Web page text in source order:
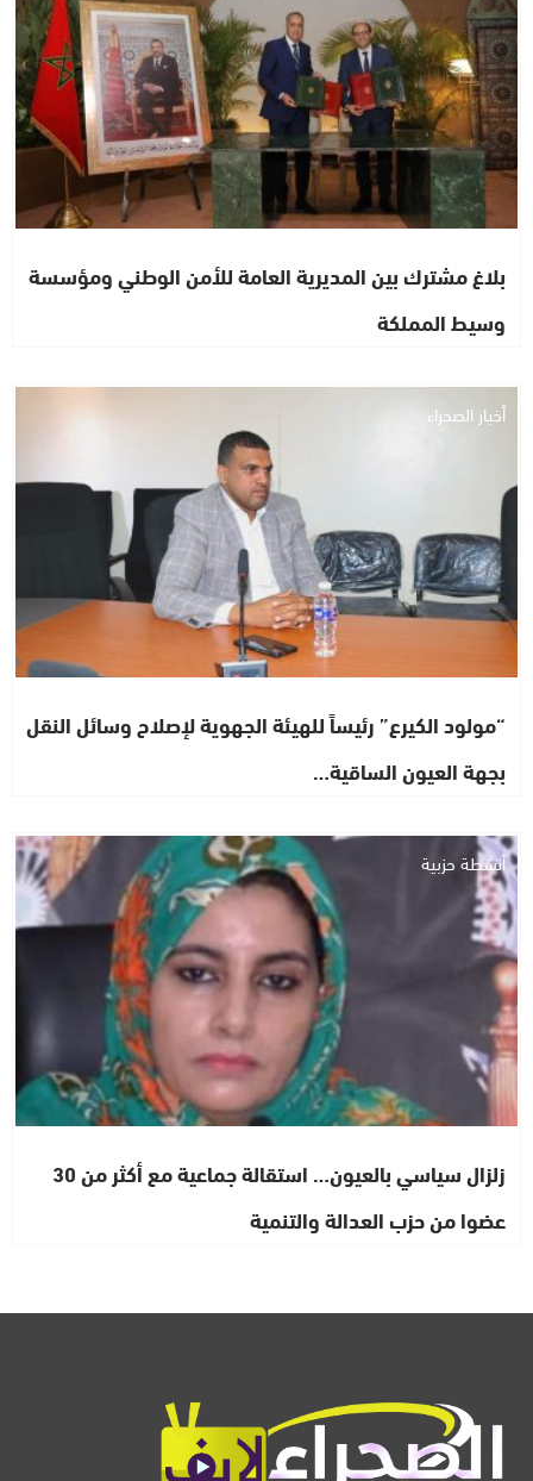
بلاغ مشترك بين المديرية العامة للأمن الوطني ومؤسسة
وسيط المملكة
أخبار الصحراء
“مولود الكيرع” رئيساً للهيئة الجهوية لإصلاح وسائل النقل
بجهة العيون الساقية…
أنشطة حزبية
زلزال سياسي بالعيون… استقالة جماعية مع أكثر من 30
عضوا من حزب العدالة والتنمية